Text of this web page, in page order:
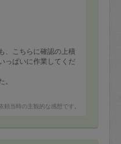
、こちらに確認の上積
っぱいに作業してくだ
子供がすぐ懐いて、作
かったです。)
頼当時の主観的な感想です。